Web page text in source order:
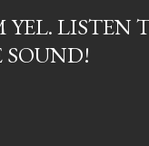
YEL. LISTEN